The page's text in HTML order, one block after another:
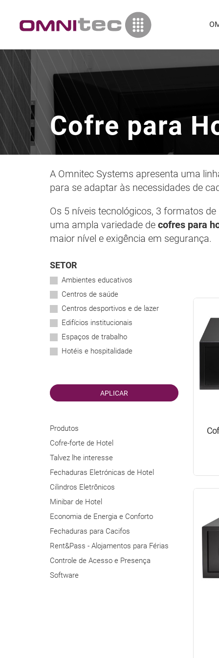
Cofre para
A Omnitec Systems apresenta uma
para se adaptar às necessidades de
Os 5 níveis tecnológicos, 3 formatos
uma ampla variedade de cofres para
maior nível e exigência em segurança.
SETOR
Ambientes educativos
Centros de saúde
Centros desportivos e de lazer
Edifícios institucionais
Espaços de trabalho
Hotéis e hospitalidade
Produtos
Cofre-forte de Hotel
Talvez lhe interesse
Fechaduras Eletrónicas de Hotel
Cilindros Eletrônicos
Minibar de Hotel
Economia de Energia e Conforto
Fechaduras para Cacifos
Rent&Pass - Alojamentos para Férias
Controle de Acesso e Presença
Software